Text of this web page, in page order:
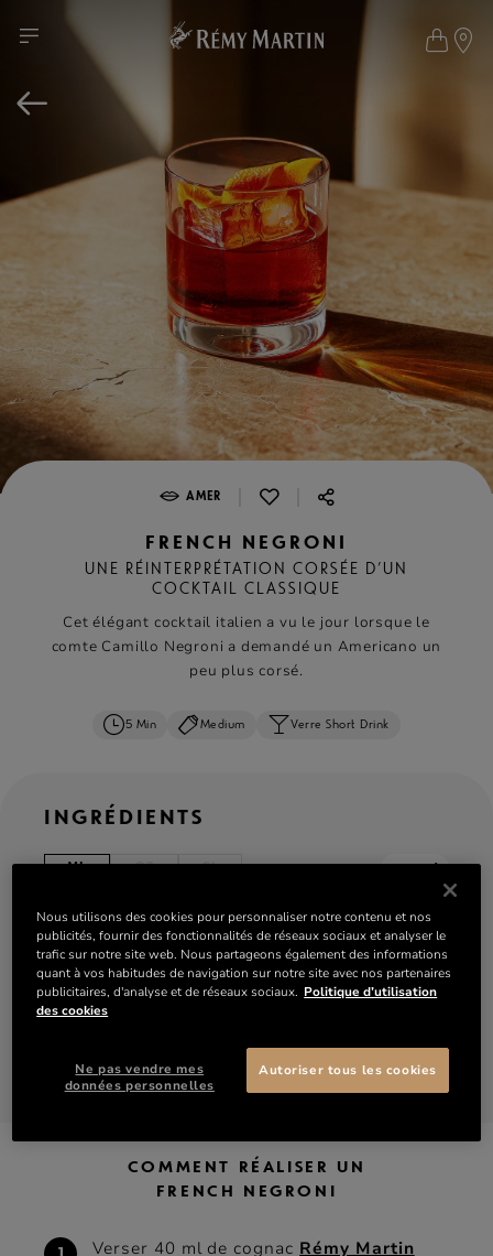
AMER
FRENCH NEGRONI
UNE RÉINTERPRÉTATION CORSÉE D’UN
COCKTAIL CLASSIQUE
Cet élégant cocktail italien a vu le jour lorsque le
comte Camillo Negroni a demandé un Americano un
peu plus corsé.
5 Min Medium Verre Short Drink
INGRÉDIENTS
ML OZ CL serves: 1
40 ml de cognacRémy Martin VSOP
20 ml de Campari
20 ml de vermouth rouge
Zest d’orange
DÉCOUVRIR VSOP ACHETER VSOP
COMMENT RÉALISER UN
FRENCH NEGRONI
Verser 40 ml de cognac Rémy Martin
Nous utilisons des cookies pour personnaliser notre contenu et nos
publicités, fournir des fonctionnalités de réseaux sociaux et analyser le
trafic sur notre site web. Nous partageons également des informations
quant à vos habitudes de navigation sur notre site avec nos partenaires
publicitaires, d'analyse et de réseaux sociaux. Politique d’utilisation
des cookies
Ne pas vendre mes
données personnelles
Autoriser tous les cookies